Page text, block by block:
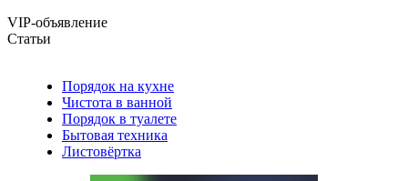
VIP-объявление
Статьи
Порядок на кухне
Чистота в ванной
Порядок в туалете
Бытовая техника
Листовёртка